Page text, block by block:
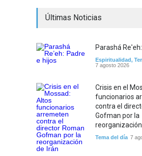
Últimas Noticias
Parashá
Espiritualidad,
7 agosto 2026
Crisis en el
funcionarios
contra el
Gofman por la
Tema del día 7